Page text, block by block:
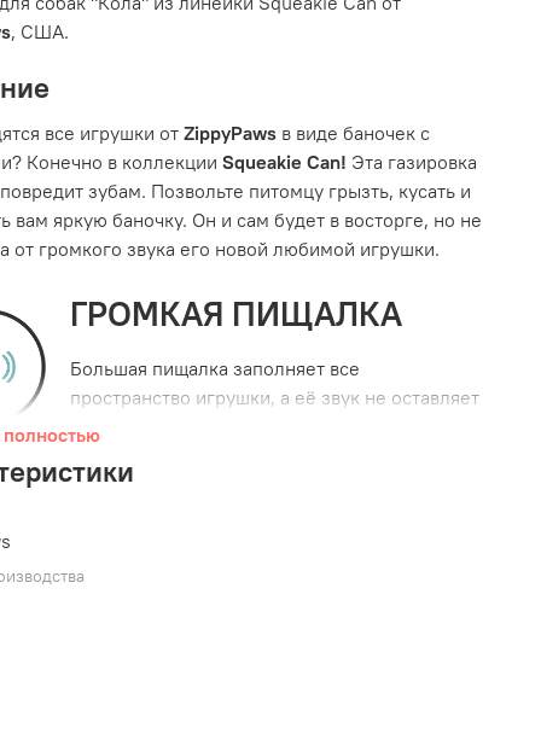
, США.
все игрушки отZippyPaws в виде баночек с
Конечно в коллекцииSqueakie Can! Эта газировка
зубам. Позвольте питомцу грызть, кусать и
вам яркую баночку. Он и сам будет в восторге, но не
а от громкого звука его новой любимой игрушки.
ГРОМКАЯ ПИЩАЛКА
Большая пищалка заполняет все
пространство игрушки, а её звук не оставляет
БЕЗ НАПОЛНИТЕЛЯ
полностью